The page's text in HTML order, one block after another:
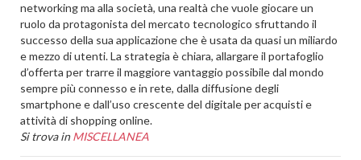
networking ma alla società, una realtà che vuole giocare un
ruolo da protagonista del mercato tecnologico sfruttando il
successo della sua applicazione che è usata da quasi un miliardo
e mezzo di utenti. La strategia è chiara, allargare il portafoglio
d’offerta per trarre il maggiore vantaggio possibile dal mondo
sempre più connesso e in rete, dalla diffusione degli
smartphone e dall’uso crescente del digitale per acquisti e
attività di shopping online.
Si trova in MISCELLANEA